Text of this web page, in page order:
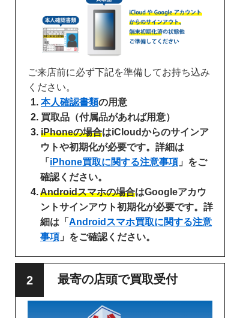
ご来店前に必ず下記を準備してお持ち込み
ください。
本人確認書類の用意
買取品（付属品があれば用意）
iPhoneの場合はiCloudからのサインア
ウトや初期化が必要です。詳細は
「 iPhone買取に関する注意事項 」をご
確認ください。
Androidスマホの場合はGoogleアカウ
ントサインアウト初期化が必要です。詳
細は「 Androidスマホ買取に関する注意
事項 」をご確認ください。
最寄の店頭で買取受付